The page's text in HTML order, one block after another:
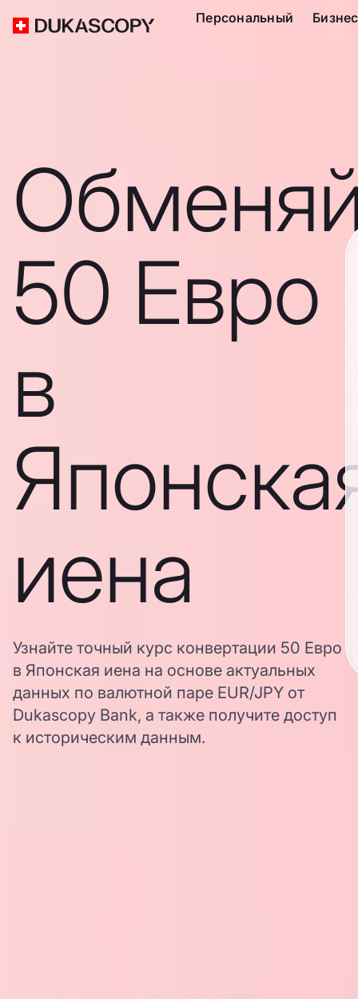
Персональный Бизнес
50 Евро
в
иена
Узнайте точный курс конвертации 50 Евро
в Японская иена на основе актуальных
данных по валютной паре EUR/JPY от
Dukascopy Bank, а также получите доступ
к историческим данным.